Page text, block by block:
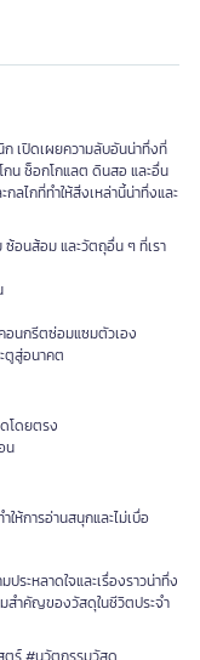
เปิดเผยความลับอันน่าทึ่งที่
กน ช็อกโกแลต ดินสอ และอื่น
ลไกที่ทำให้สิ่งเหล่านี้น่าทึ่งและ
อนส้อม และวัตถุอื่น ๆ ที่เรา
อนกรีตซ่อมแซมตัวเอง
ตูสู่อนาคต
โดยตรง
น
ห้การอ่านสนุกและไม่เบื่อ
ระหลาดใจและเรื่องราวน่าทึ่ง
สำคัญของวัสดุในชีวิตประจำ